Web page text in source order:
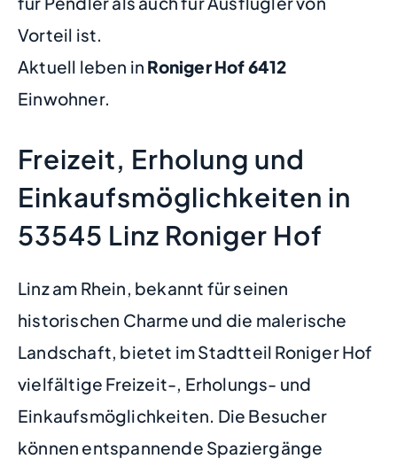
Vorteil ist.
Aktuell leben in Roniger Hof6412
Einwohner.
Freizeit, Erholung und
Einkaufsmöglichkeiten in
53545 Linz Roniger Hof
Linz am Rhein, bekannt für seinen
historischen Charme und die malerische
Landschaft, bietet im Stadtteil Roniger Hof
vielfältige Freizeit-, Erholungs- und
Einkaufsmöglichkeiten. Die Besucher
können entspannende Spaziergänge